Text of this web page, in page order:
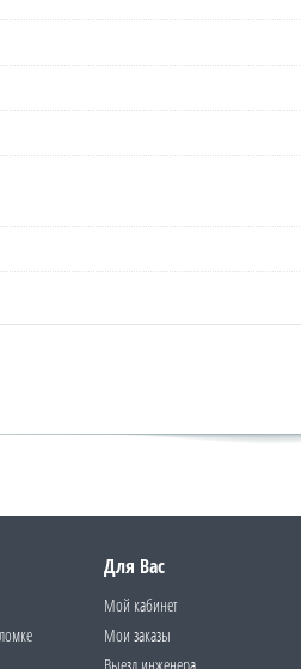
Для Вас
Мой кабинет
Мои заказы